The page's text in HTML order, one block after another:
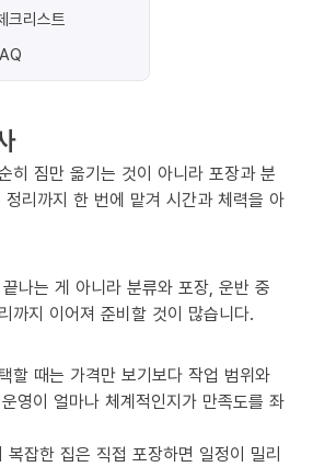
크리스트
히 짐만 옮기는 것이 아니라 포장과 분
리까지 한 번에 맡겨 시간과 체력을 아
나는 게 아니라 분류와 포장, 운반 중
까지 이어져 준비할 것이 많습니다.
할 때는 가격만 보기보다 작업 범위와
영이 얼마나 체계적인지가 만족도를 좌
복잡한 집은 직접 포장하면 일정이 밀리